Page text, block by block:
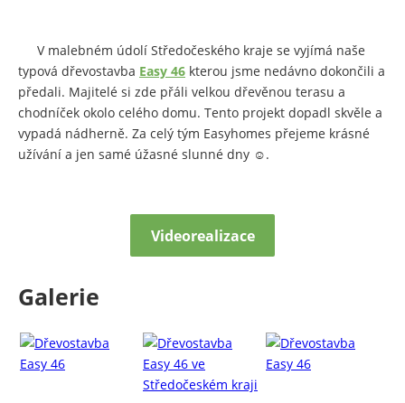
V malebném údolí Středočeského kraje se vyjímá naše
typová dřevostavba Easy 46 kterou jsme nedávno dokončili a
předali. Majitelé si zde přáli velkou dřevěnou terasu a
chodníček okolo celého domu. Tento projekt dopadl skvěle a
vypadá nádherně. Za celý tým Easyhomes přejeme krásné
užívání a jen samé úžasné slunné dny ☺️.
Videorealizace
Galerie